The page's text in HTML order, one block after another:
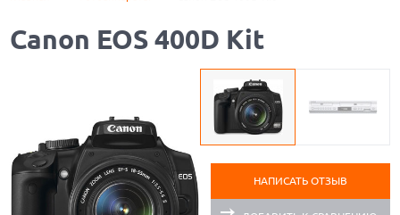
Canon EOS 400D Kit
НАПИСАТЬ ОТЗЫВ